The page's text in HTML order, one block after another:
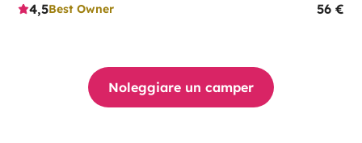
4,5Best Owner 56 €
Noleggiare un camper